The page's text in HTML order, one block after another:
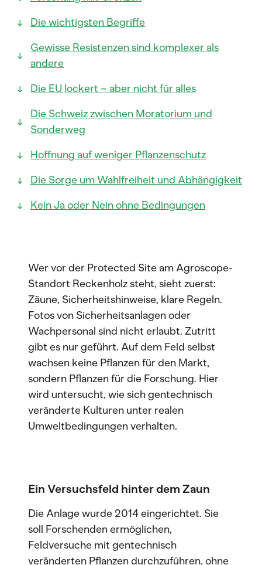
Die wichtigsten Begriffe
Gewisse Resistenzen sind komplexer als
andere
Die EU lockert – aber nicht für alles
Die Schweiz zwischen Moratorium und
Sonderweg
Hoffnung auf weniger Pflanzenschutz
Die Sorge um Wahlfreiheit und Abhängigkeit
Kein Ja oder Nein ohne Bedingungen
Wer vor der Protected Site am Agroscope-
Standort Reckenholz steht, sieht zuerst:
Zäune, Sicherheitshinweise, klare Regeln.
Fotos von Sicherheitsanlagen oder
Wachpersonal sind nicht erlaubt. Zutritt
gibt es nur geführt. Auf dem Feld selbst
wachsen keine Pflanzen für den Markt,
sondern Pflanzen für die Forschung. Hier
wird untersucht, wie sich gentechnisch
veränderte Kulturen unter realen
Umweltbedingungen verhalten.
Ein Versuchsfeld hinter dem Zaun
Die Anlage wurde 2014 eingerichtet. Sie
soll Forschenden ermöglichen,
Feldversuche mit gentechnisch
veränderten Pflanzen durchzuführen, ohne